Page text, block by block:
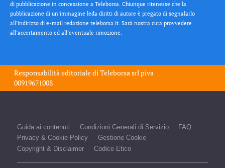
di pubblicazione in concessione a Teleborsa. Chiunque ritenesse che la
pubblicazione di un’immagine leda diritti di autore è pregato di segnalarlo
all’indirizzo di e-mail redazione teleborsa.it. Sarà nostra cura provvedere
all’accertamento ed all’eventuale rimozione.
Responsabilità editoriale diTeleborsa srlpiva
00919671008
Guida ai contenuti Condizioni Generali di Servizio
FAQ
Privacy & Cookie Policy
Gestione Cookie
Copyright & Disclaimer
Codice Etico